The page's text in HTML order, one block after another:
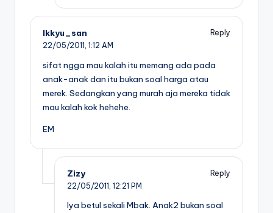
Ikkyu_san
Reply
22/05/2011, 1:12 AM
sifat ngga mau kalah itu memang ada pada
anak-anak dan itu bukan soal harga atau
merek. Sedangkan yang murah aja mereka tidak
mau kalah kok hehehe.
EM
Zizy
Reply
22/05/2011, 12:21 PM
Iya betul sekali Mbak. Anak2 bukan soal